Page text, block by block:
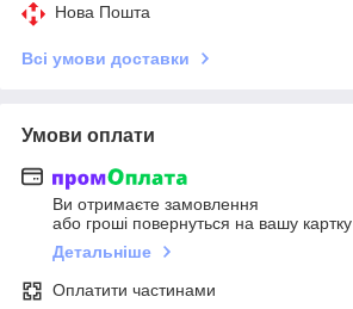
Нова Пошта
Всі умови доставки
Умови оплати
Ви отримаєте замовлення
або гроші повернуться на вашу картку
Детальніше
Оплатити частинами